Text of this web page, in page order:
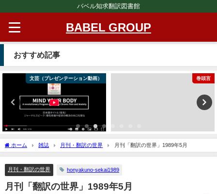
バベル知求翻訳図書館
BABEL GROUP
おすすめ記事
文芸（プレゼンテーション動画） 巻頭言
ホーム 雑誌 月刊・翻訳の世界 月刊「翻訳の世界」1989年5月
月刊・翻訳の世界 honyakuno-sekai1989
月刊「翻訳の世界」1989年5月